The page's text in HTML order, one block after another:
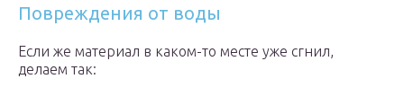
Повреждения от воды
Если же материал в каком-то месте уже сгнил,
делаем так: